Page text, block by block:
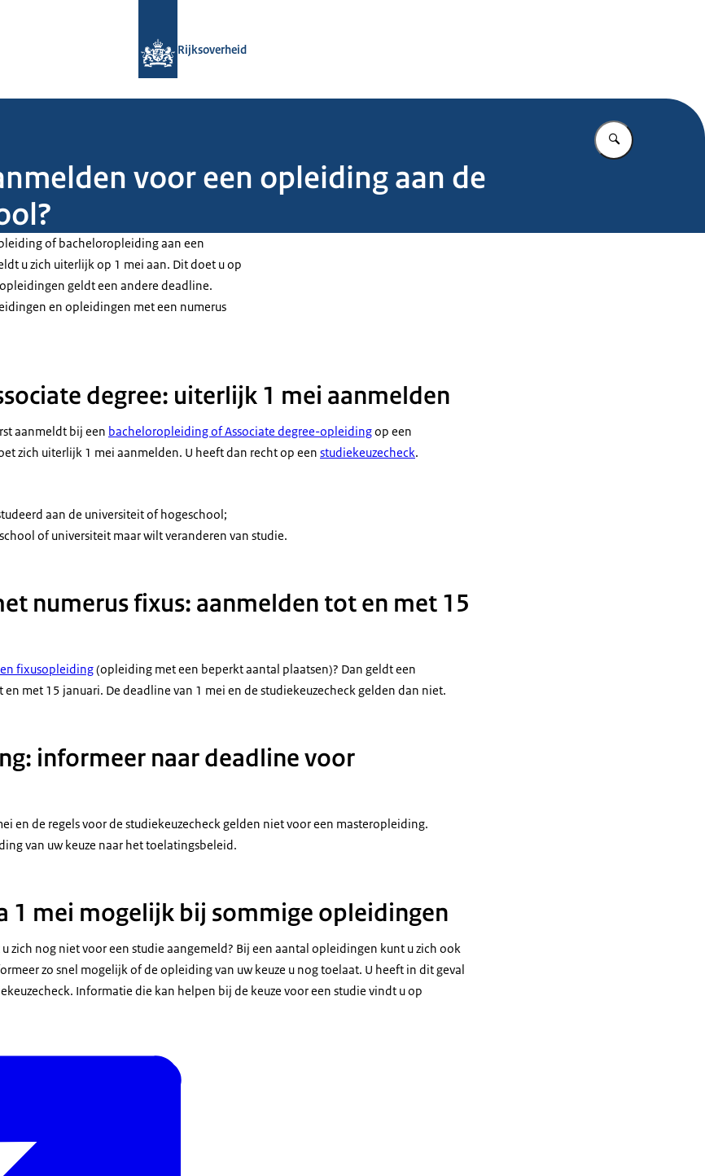
Rijksoverheid
Vul in wat u
voor een opleiding aan de
ofbacheloropleiding aan een
u zich uiterlijk op 1 mei aan. Dit doet u op
geldt een andere deadline.
en opleidingen met een numerus
degree: uiterlijk 1 mei aanmelden
aanmeldt bij een bacheloropleiding ofAssociate degree-opleidingop een
zich uiterlijk 1 mei aanmelden. U heeft dan recht op een studiekeuzecheck.
aan de universiteit of hogeschool;
of universiteit maar wilt veranderen van studie.
numerus fixus: aanmelden tot en met 15
fixusopleiding(opleiding met een beperkt aantal plaatsen)? Dan geldt een
met 15 januari. De deadline van 1 mei en de studiekeuzecheck gelden dan niet.
informeer naar deadline voor
en de regels voor de studiekeuzecheck gelden niet voor een masteropleiding.
van uw keuze naar het toelatingsbeleid.
1 mei mogelijk bij sommige opleidingen
zich nog niet voor een studie aangemeld? Bij een aantal opleidingen kunt u zich ook
zo snel mogelijk of de opleiding van uw keuze u nog toelaat. U heeft in dit geval
Informatie die kan helpen bij de keuze voor een studie vindt u op